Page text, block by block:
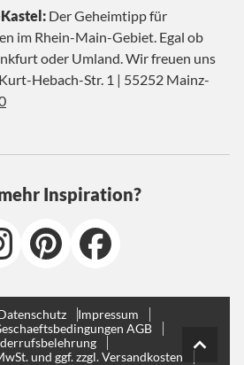
Der Geheimtipp für
im Rhein-Main-Gebiet. Egal ob
oder Umland. Wir freuen uns
Hebach-Str. 1 | 55252 Mainz-
Inspiration?
Impressum
AGB
und ggf. zzgl. Versandkosten